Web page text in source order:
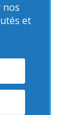
nos
et